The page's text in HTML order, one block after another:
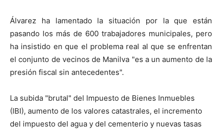
Álvarez ha lamentado la situación por la que están
pasando los más de 600 trabajadores municipales, pero
ha insistido en que el problema real al que se enfrentan
el conjunto de vecinos de Manilva "es a un aumento de la
presión fiscal sin antecedentes".
La subida "brutal" del Impuesto de Bienes Inmuebles
(IBI), aumento de los valores catastrales, el incremento
del impuesto del agua y del cementerio y nuevas tasas